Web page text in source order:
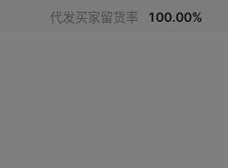
代发买家留货率 100.00%